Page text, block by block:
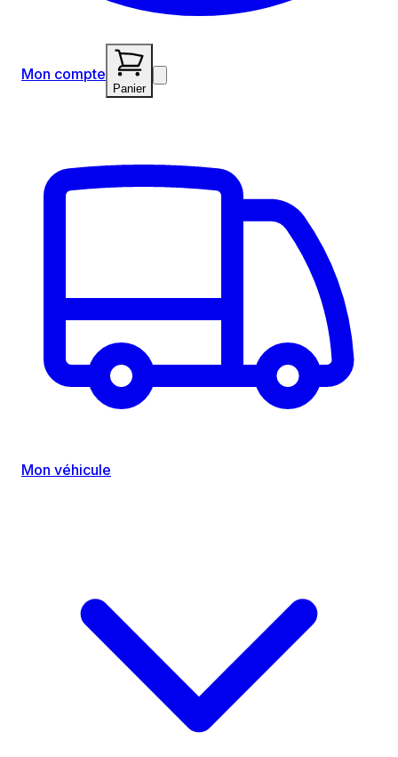
Mon compte
Panier
Mon véhicule